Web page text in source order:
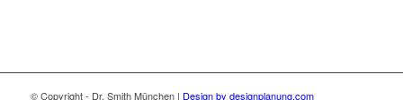
© Copyright - Dr. Smith München | Design by designplanung.com